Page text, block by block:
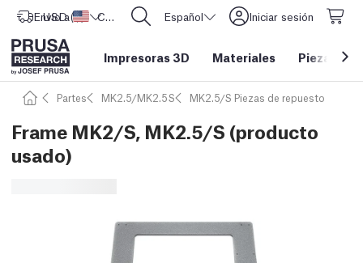
Envío a Estados Unidos
USD ($) CORE One L: ¡Ya disponible! Español Iniciar sesión
Impresoras 3D Materiales Piezas y
Partes MK2.5/MK2.5S MK2.5/S Piezas de repuesto
Frame MK2/S, MK2.5/S (producto
usado)